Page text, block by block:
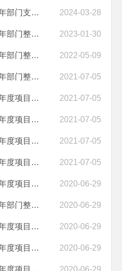
保山市投资促进局2023年部门支出绩效 2024-03-28
保山市投资促进局2022年部门整体支出绩效自评报告 2023-01-30
保山市投资促进局2021年部门整体支出绩效自评报告 2022-05-09
保山市投资促进局2020年部门整体支出绩效自评报告 2021-07-05
保山市投资促进局2020年度项目绩效自评报告（招商引资经费） 2021-07-05
保山市投资促进局2020年度项目绩效自评报告（商务接待活动经费） 2021-07-05
保山市投资促进局2020年度项目绩效自评报告（绿色食品牌招商引资工作奖... 2021-07-05
保山市投资促进局2020年度项目绩效自评报告（办公用房租金及物业管理费... 2021-07-05
保山市投资促进局2019年度项目绩效自评报告（办公用房租金及物业管理费... 2020-06-29
保山市投资促进局2019年部门整体支出绩效自评报告 2020-06-29
保山市投资促进局2019年度项目绩效自评报告（项目前期工作经费） 2020-06-29
保山市投资促进局2019年度项目绩效自评报告（商务接待活动经费） 2020-06-29
保山市投资促进局2019年度项目绩效自评报告(滇沪合作交流经费) 2020-06-29